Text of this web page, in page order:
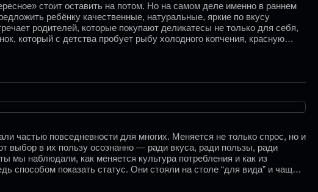
стоит оставить на потом. Но на самом деле именно в раннем
ребёнку качественные, натуральные, яркие по вкусу
родителей, которые покупают деликатесы не только для себя,
который с детства пробует рыбу холодного копчения, красную
частью повседневности для многих. Меняется не только спрос, но и
выбор в их пользу осознанно — ради вкуса, ради пользы, ради
мы наблюдали, как меняется культура потребления и как из
способом показать статус. Они стояли на столе “для вида” и чаще